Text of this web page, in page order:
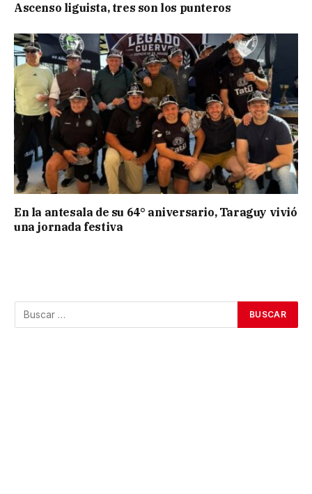
Ascenso liguista, tres son los punteros
En la antesala de su 64° aniversario, Taraguy vivió
una jornada festiva